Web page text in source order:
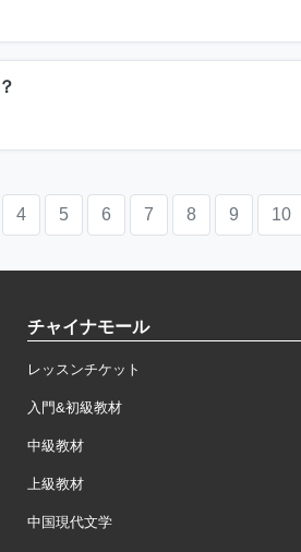
4 5 6 7 8 9 10
チャイナモール
レッスンチケット
入門&初級教材
中級教材
上級教材
中国現代文学